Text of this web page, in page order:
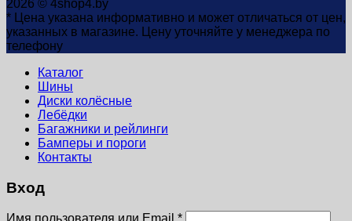
2026 © 4shop4.by
* Цена указана информативно и может отличаться от цен,
указанных в магазине. Цену уточняйте у менеджера по
телефону
Каталог
Шины
Диски колёсные
Лебёдки
Багажники и рейлинги
Бамперы и пороги
Контакты
Вход